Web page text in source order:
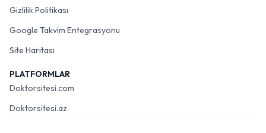
Gizlilik Politikası
Google Takvim Entegrasyonu
Site Haritası
PLATFORMLAR
Doktorsitesi.com
Doktorsitesi.az